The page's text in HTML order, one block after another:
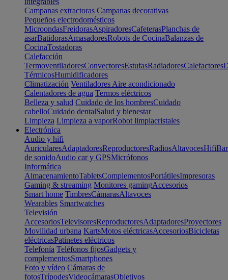
Campanas extractoras Campanas decorativas
Pequeños electrodomésticos
MicroondasFreidorasAspiradoresCafeterasPlanchas de
asarBatidorasAmasadoresRobots de CocinaBalanzas de
CocinaTostadoras
Calefacción
TermoventiladoresConvectoresEstufasRadiadoresCalefactores
TérmicosHumidificadores
Climatización Ventiladores Aire acondicionado
Calentadores de agua Termos eléctricos
Belleza y salud Cuidado de los hombresCuidado
cabelloCuidado dentalSalud y bienestar
Limpieza Limpieza a vaporRobot limpiacristales
Electrónica
Audio y hifi
AuricularesAdaptadoresReproductoresRadiosAltavocesHifi
de sonidoAudio car y GPSMicrófonos
Informática
AlmacenamientoTabletsComplementosPortátilesImpresoras
Gaming & streaming Monitores gamingAccesorios
Smart home TimbresCámarasAltavoces
Wearables Smartwatches
Televisión
AccesoriosTelevisoresReproductoresAdaptadoresProyectores
Movilidad urbana KartsMotos eléctricasAccesoriosBicicletas
eléctricasPatinetes eléctricos
Telefonía Teléfonos fijosGadgets y
complementosSmartphones
Foto y vídeo Cámaras de
fotosTrípodesVideocámarasObjetivos